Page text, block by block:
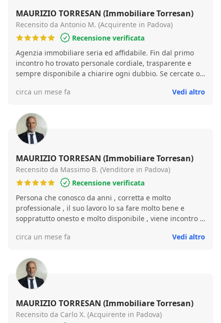
MAURIZIO TORRESAN (Immobiliare Torresan)
Recensito da Antonio M. (Acquirente in Padova)
Recensione verificata
Agenzia immobiliare seria ed affidabile. Fin dal primo
incontro ho trovato personale cordiale, trasparente e
sempre disponibile a chiarire ogni dubbio. Se cercate o
circa un mese fa
Vedi altro
MAURIZIO TORRESAN (Immobiliare Torresan)
Recensito da Massimo B. (Venditore in Padova)
Recensione verificata
Persona che conosco da anni , corretta e molto
professionale , il suo lavoro lo sa fare molto bene e
soppratutto onesto e molto disponibile , viene incontro a
circa un mese fa Vedi altro
MAURIZIO TORRESAN (Immobiliare Torresan)
Recensito da Carlo X. (Acquirente in Padova)